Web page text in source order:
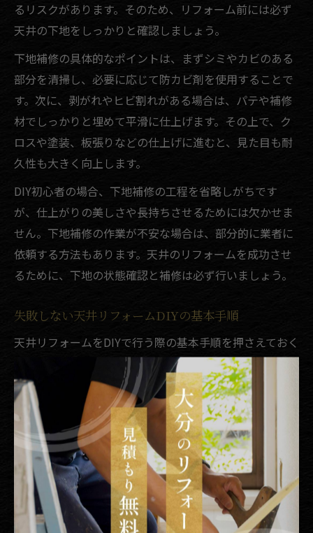
るリスクがあります。そのため、リフォーム前には必ず
天井の下地をしっかりと確認しましょう。
下地補修の具体的なポイントは、まずシミやカビのある
部分を清掃し、必要に応じて防カビ剤を使用することで
す。次に、剥がれやヒビ割れがある場合は、パテや補修
材でしっかりと埋めて平滑に仕上げます。その上で、ク
ロスや塗装、板張りなどの仕上げに進むと、見た目も耐
久性も大きく向上します。
DIY初心者の場合、下地補修の工程を省略しがちです
が、仕上がりの美しさや長持ちさせるためには欠かせま
せん。下地補修の作業が不安な場合は、部分的に業者に
依頼する方法もあります。天井のリフォームを成功させ
るために、下地の状態確認と補修は必ず行いましょう。
失敗しない天井リフォームDIYの基本手順
天井リフォームをDIYで行う際の基本手順を押さえておく
ことで、失敗を防ぎ、理想の仕上がりに近づけます。ま
ず、作業スペースの確保と養生をしっかり行い、家具や
床を保護しましょう。次に、古いクロスや塗装の剥がし
作業、下地補修を済ませてから新しい素材を取り付けま
す。
具体的な手順としては、1.古い天井材の撤去、2.下地の
状態確認と補修、3.新しいクロスや板材の採寸・カッ
ト、4.貼り付け・塗装作業、5.仕上げのチェックとなり